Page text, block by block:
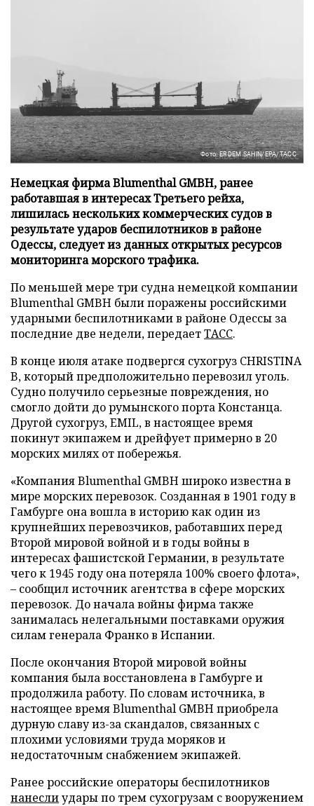
Фото: ERDEM SAHIN/EPA/ТАСС
Немецкая фирма Blumenthal GMBH, ранее
работавшая в интересах Третьего рейха,
лишилась нескольких коммерческих судов в
результате ударов беспилотников в районе
Одессы, следует из данных открытых ресурсов
мониторинга морского трафика.
По меньшей мере три судна немецкой компании
Blumenthal GMBH были поражены российскими
ударными беспилотниками в районе Одессы за
последние две недели, передаетТАСС.
В конце июля атаке подвергся сухогруз CHRISTINA
B, который предположительно перевозил уголь.
Судно получило серьезные повреждения, но
смогло дойти до румынского порта Констанца.
Другой сухогруз, EMIL, в настоящее время
покинут экипажем и дрейфует примерно в 20
морских милях от побережья.
«Компания Blumenthal GMBH широко известна в
мире морских перевозок. Созданная в 1901 году в
Гамбурге она вошла в историю как один из
крупнейших перевозчиков, работавших перед
Второй мировой войной и в годы войны в
интересах фашистской Германии, в результате
чего к 1945 году она потеряла 100% своего флота»,
– сообщил источник агентства в сфере морских
перевозок. До начала войны фирма также
занималась нелегальными поставками оружия
силам генерала Франко в Испании.
После окончания Второй мировой войны
компания была восстановлена в Гамбурге и
продолжила работу. По словам источника, в
настоящее время Blumenthal GMBH приобрела
дурную славу из-за скандалов, связанных с
плохими условиями труда моряков и
недостаточным снабжением экипажей.
Ранее российские операторы беспилотников
нанеслиудары по трем сухогрузам с вооружением